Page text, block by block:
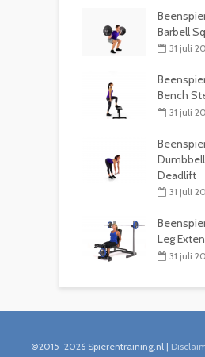
Barbell
31 juli
Bench
31 juli
Deadlift
31 juli
Leg
31 juli
©2015-2026 Spierentraining.nl |